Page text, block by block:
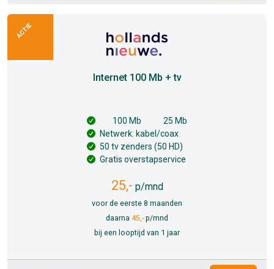
Internet 100 Mb + tv
100 Mb
25 Mb
Netwerk: kabel/coax
50 tv zenders (50 HD)
Gratis overstapservice
25,- p/mnd
voor de eerste 8 maanden
daarna 45,-p/mnd
bij een looptijd van 1 jaar
ACTIE